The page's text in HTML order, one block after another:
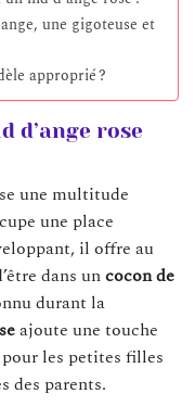
une gigoteuse et
approprié ?
d’ange rose
une multitude
une place
il offre au
dans uncocon de
durant la
ajoute une touche
les petites filles
des parents.